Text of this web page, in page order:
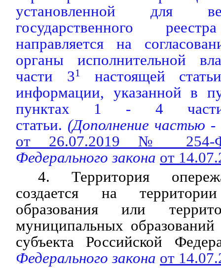
установленной для
государственного
направляется на
органы исполнительной
части 31
настоящей
информации, указанной в
пунктах 1 - 4
статьи. (Дополнение частью -
от 26.07.2019 № 254-
Федерального закона от
4. Территория
создается на
образования или
муниципальных
субъекта Российской
Федерального закона от